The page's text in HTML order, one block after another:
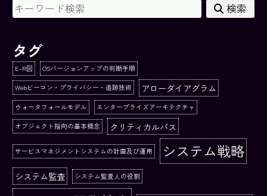
検索
タグ
E-R図 OSバージョンアップの判断手順
Webビーコン・プライバシー・追跡技術 アローダイアグラム
ウォータフォールモデル エンタープライズアーキテクチャ
オブジェクト指向の基本概念 クリティカルパス
サービスマネジメントシステムの計画及び運用 システム戦略
システム監査 システム監査人の役割